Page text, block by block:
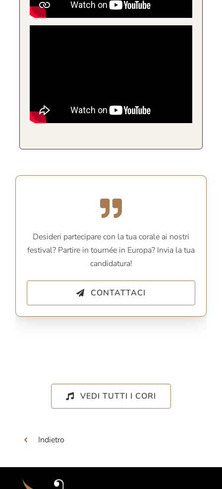
Desideri partecipare con la tua corale ai nostri
festival? Partire in tournée in Europa? Invia la tua
candidatura!
CONTATTACI
VEDI TUTTI I CORI
Indietro